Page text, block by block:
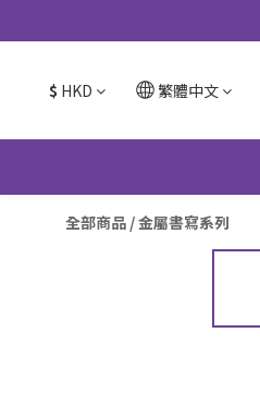
$ HKD 繁體中文
全部商品 /金屬書寫系列